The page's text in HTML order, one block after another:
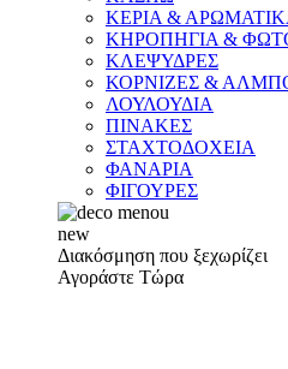
ΚΕΡΙΑ &
ΚΗΡΟΠΗΓΙΑ &
ΚΛΕΨΥΔΡΕΣ
ΚΟΡΝΙΖΕΣ &
ΛΟΥΛΟΥΔΙΑ
ΠΙΝΑΚΕΣ
ΣΤΑΧΤΟΔΟΧΕΙΑ
ΦΑΝΑΡΙΑ
ΦΙΓΟΥΡΕΣ
new
Διακόσμηση που ξεχωρίζει
Αγοράστε Τώρα